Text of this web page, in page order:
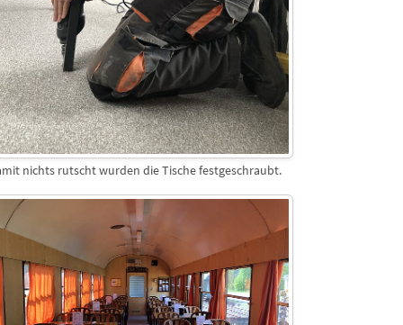
nichts rutscht wurden die Tische festgeschraubt.